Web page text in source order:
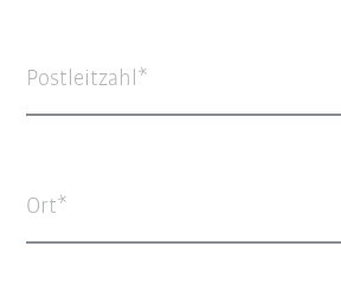
Postleitzahl
Ort